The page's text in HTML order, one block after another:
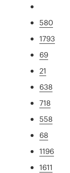
580
1793
69
21
638
718
558
68
1196
1611